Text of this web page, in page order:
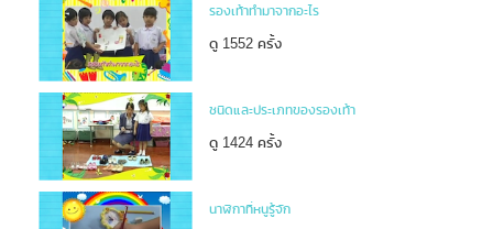
รองเท้าทำมาจากอะไร
ดู 1552 ครั้ง
ชนิดและประเภทของรองเท้า
ดู 1424 ครั้ง
นาฬิกาที่หนูรู้จัก